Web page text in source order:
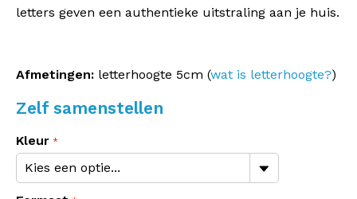
letters geven een authentieke uitstraling aan je huis.
Afmetingen: letterhoogte 5cm (wat is letterhoogte?)
Zelf samenstellen
Kleur